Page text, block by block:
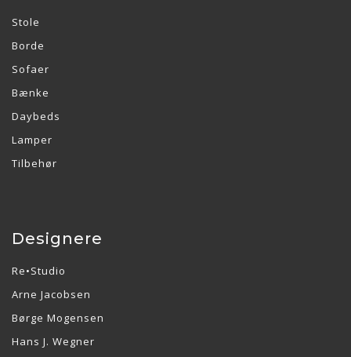
Stole
Borde
Sofaer
Bænke
Daybeds
Lamper
Tilbehør
Designere
Re•Studio
Arne Jacobsen
Børge Mogensen
Hans J. Wegner